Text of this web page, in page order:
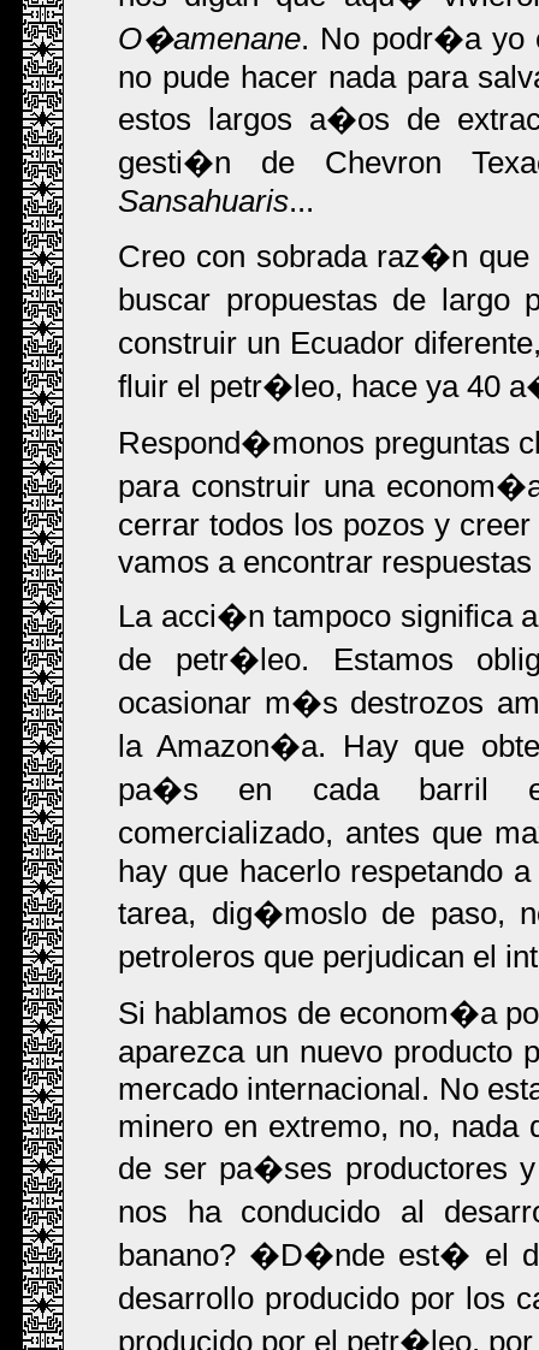
O�amenane. No podr�a yo
no pude hacer nada para
estos largos a�os de
gesti�n de Chevron
Sansahuaris...
Creo con sobrada raz�n
buscar propuestas de
construir un Ecuador
fluir el petr�leo, hace ya 40
Respond�monos preguntas
para construir una
cerrar todos los pozos y
vamos a encontrar
La acci�n tampoco significa
de petr�leo. Estamos
ocasionar m�s destrozos
la Amazon�a. Hay que
pa�s en cada barril
comercializado, antes que
hay que hacerlo respetando
tarea, dig�moslo de paso,
petroleros que perjudican el
Si hablamos de econom�a
aparezca un nuevo producto
mercado internacional. No
minero en extremo, no, nada
de ser pa�ses productores
nos ha conducido al
banano? �D�nde est� el
desarrollo producido por
producido por el petr�leo,